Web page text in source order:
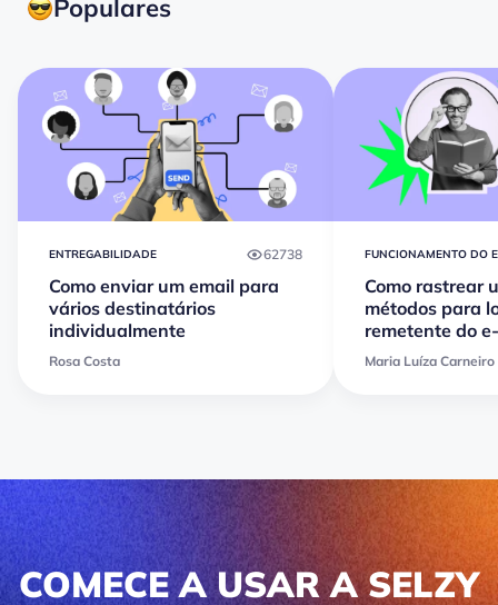
Populares
ENTREGABILIDADE 62738
Como enviar um email para
vários destinatários
individualmente
Rosa Costa
FUNCIONAMENTO DO
Como rastrear
métodos para
remetente do
Maria Luíza Carneiro
COMECE A USAR A SELZY